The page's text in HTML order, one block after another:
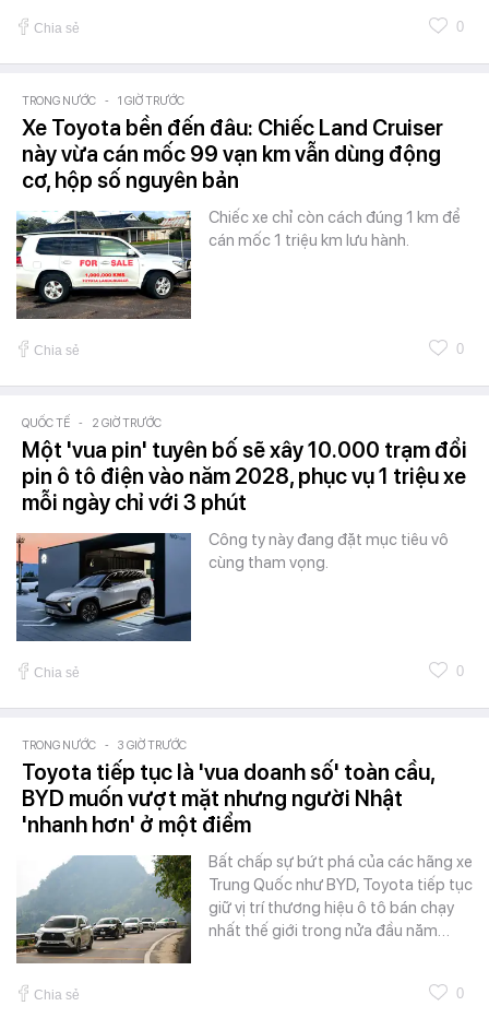
Chia sẻ 0
TRONG NƯỚC - 1 GIỜ TRƯỚC
Xe Toyota bền đến đâu: Chiếc Land Cruiser
này vừa cán mốc 99 vạn km vẫn dùng động
cơ, hộp số nguyên bản
Chiếc xe chỉ còn cách đúng 1 km để
cán mốc 1 triệu km lưu hành.
Chia sẻ 0
QUỐC TẾ - 2 GIỜ TRƯỚC
Một 'vua pin' tuyên bố sẽ xây 10.000 trạm đổi
pin ô tô điện vào năm 2028, phục vụ 1 triệu xe
mỗi ngày chỉ với 3 phút
Công ty này đang đặt mục tiêu vô
cùng tham vọng.
Chia sẻ 0
TRONG NƯỚC - 3 GIỜ TRƯỚC
Toyota tiếp tục là 'vua doanh số' toàn cầu,
BYD muốn vượt mặt nhưng người Nhật
'nhanh hơn' ở một điểm
Bất chấp sự bứt phá của các hãng xe
Trung Quốc như BYD, Toyota tiếp tục
giữ vị trí thương hiệu ô tô bán chạy
nhất thế giới trong nửa đầu năm…
Chia sẻ 0